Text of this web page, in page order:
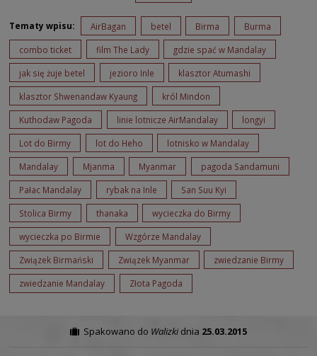
Tematy wpisu: AirBagan betel Birma Burma
combo ticket film The Lady gdzie spać w Mandalay
jak się żuje betel jezioro Inle klasztor Atumashi
klasztor Shwenandaw Kyaung król Mindon
Kuthodaw Pagoda linie lotnicze AirMandalay longyi
Lot do Birmy lot do Heho lotnisko w Mandalay
Mandalay Mjanma Myanmar pagoda Sandamuni
Pałac Mandalay rybak na Inle San Suu Kyi
Stolica Birmy thanaka wycieczka do Birmy
wycieczka po Birmie Wzgórze Mandalay
Związek Birmański Związek Myanmar zwiedzanie Birmy
zwiedzanie Mandalay Złota Pagoda
Spakowano do Walizkidnia 25.03.2015